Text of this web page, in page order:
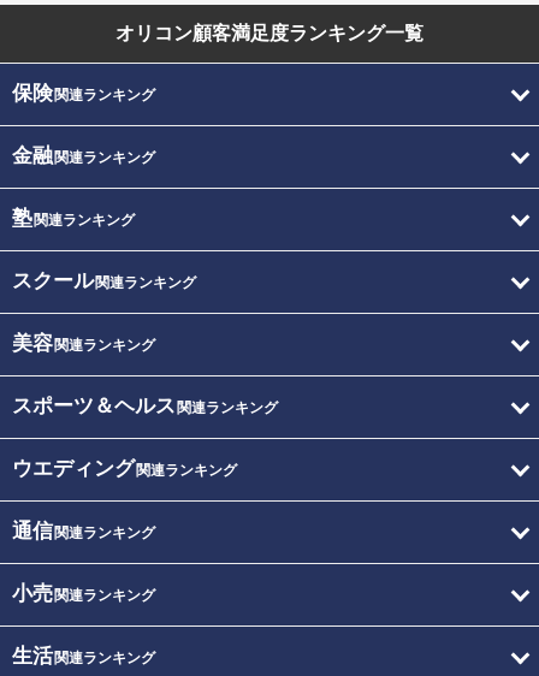
オリコン顧客満足度ランキング一覧
保険関連ランキング
金融関連ランキング
塾関連ランキング
スクール関連ランキング
美容関連ランキング
スポーツ＆ヘルス 関連ランキング
ウエディング関連ランキング
通信関連ランキング
小売関連ランキング
生活関連ランキング